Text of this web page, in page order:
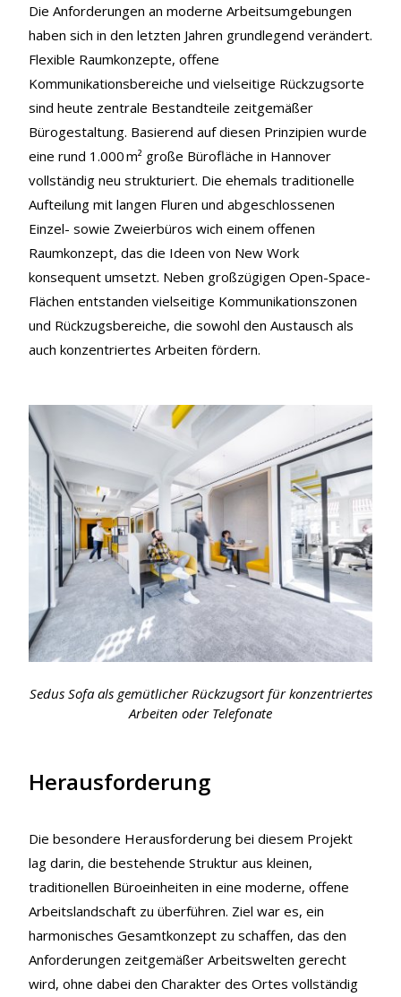
Die Anforderungen an moderne Arbeitsumgebungen
haben sich in den letzten Jahren grundlegend verändert.
Flexible Raumkonzepte, offene
Kommunikationsbereiche und vielseitige Rückzugsorte
sind heute zentrale Bestandteile zeitgemäßer
Bürogestaltung. Basierend auf diesen Prinzipien wurde
eine rund 1.000 m² große Bürofläche in Hannover
vollständig neu strukturiert. Die ehemals traditionelle
Aufteilung mit langen Fluren und abgeschlossenen
Einzel- sowie Zweierbüros wich einem offenen
Raumkonzept, das die Ideen von New Work
konsequent umsetzt. Neben großzügigen Open-Space-
Flächen entstanden vielseitige Kommunikationszonen
und Rückzugsbereiche, die sowohl den Austausch als
auch konzentriertes Arbeiten fördern.
Sedus Sofa als gemütlicher Rückzugsort für konzentriertes
Arbeiten oder Telefonate
Herausforderung
Die besondere Herausforderung bei diesem Projekt
lag darin, die bestehende Struktur aus kleinen,
traditionellen Büroeinheiten in eine moderne, offene
Arbeitslandschaft zu überführen. Ziel war es, ein
harmonisches Gesamtkonzept zu schaffen, das den
Anforderungen zeitgemäßer Arbeitswelten gerecht
wird, ohne dabei den Charakter des Ortes vollständig